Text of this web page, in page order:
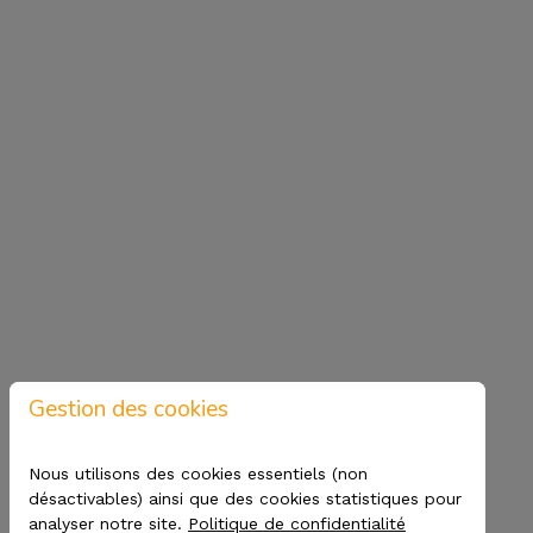
Gestion des cookies
Nous utilisons des cookies essentiels (non
désactivables) ainsi que des cookies statistiques pour
analyser notre site. Politique de confidentialité